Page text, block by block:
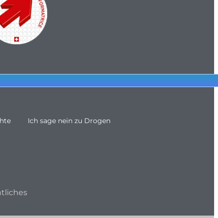
Ich sage nein zu Drogen